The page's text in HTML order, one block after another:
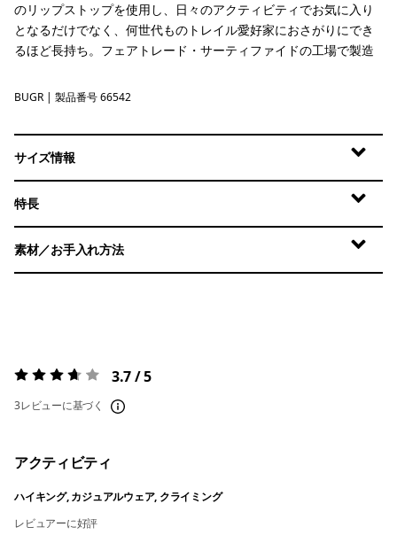
のリップストップを使用し、日々のアクティビティでお気に入り
となるだけでなく、何世代ものトレイル愛好家におさがりにでき
るほど長持ち。フェアトレード・サーティファイドの工場で製造
Buckhorn Green
BUGR | 製品番号 66542
サイズ情報
特長
素材／お手入れ方法
評価:3.7 / 5 3.7 / 5
3レビューに基づく
アクティビティ
ハイキング, カジュアルウェア, クライミング
レビュアーに好評